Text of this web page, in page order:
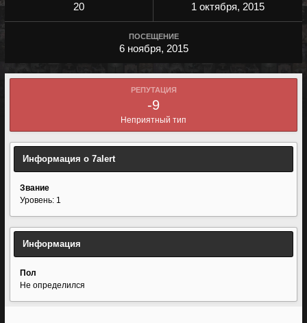
20 1 октября, 2015
ПОСЕЩЕНИЕ
6 ноября, 2015
РЕПУТАЦИЯ
-9
Неприятный тип
Информация о 7alert
Звание
Уровень: 1
Информация
Пол
Не определился